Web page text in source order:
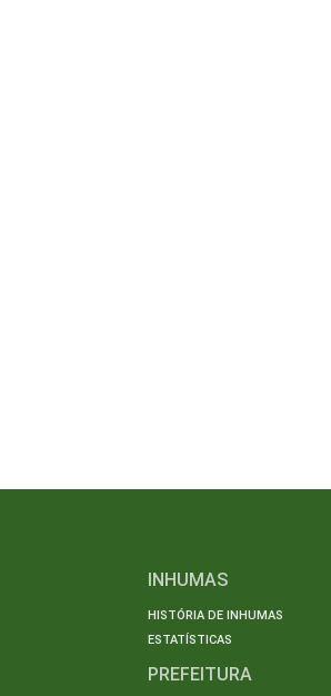
INHUMAS
HISTÓRIA DE INHUMAS
ESTATÍSTICAS
PREFEITURA